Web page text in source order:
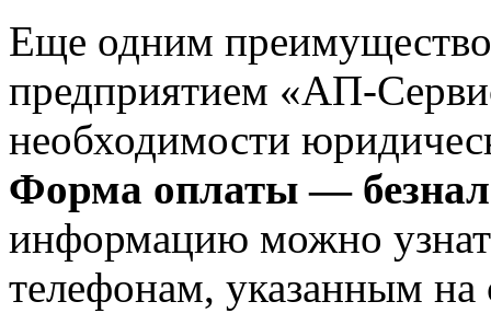
Еще одним
предприятием «АП-
необходимости
Форма оплаты —
информацию можно
телефонам, указанным на